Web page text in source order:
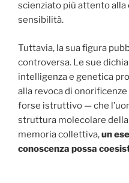
scienziato più attento
sensibilità.
Tuttavia, la sua figura
controversa. Le sue
intelligenza e genetica
alla revoca di
forse istruttivo — che
struttura molecolare
memoria collettiva,un
conoscenza possa